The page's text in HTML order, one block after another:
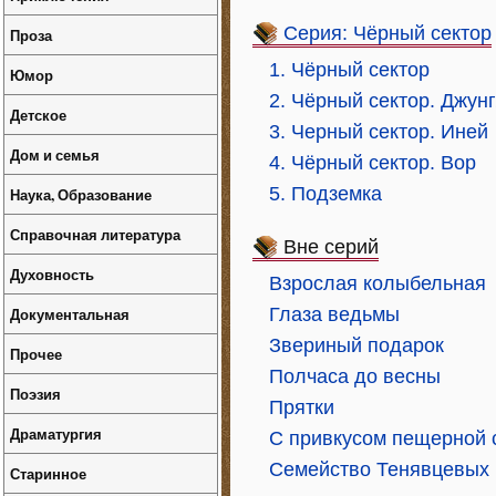
Серия: Чёрный сектор
1. Чёрный сектор
2. Чёрный сектор.
3. Черный сектор. Иней
4. Чёрный сектор. Вор
5. Подземка
Вне серий
Взрослая колыбельная
Глаза ведьмы
Звериный подарок
Полчаса до весны
Прятки
С привкусом пещерной
Семейство Тенявцевых
Проза
Юмор
Детское
Дом и семья
Наука, Образование
Справочная литература
Духовность
Документальная
Прочее
Поэзия
Драматургия
Старинное